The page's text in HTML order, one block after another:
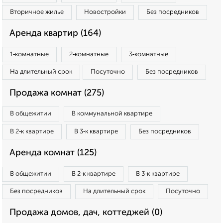
Вторичное жилье Новостройки Без посредников
Аренда квартир (164)
1‑комнатные 2‑комнатные 3‑комнатные
На длительный срок Посуточно Без посредников
Продажа комнат (275)
В общежитии В коммунальной квартире
В 2‑к квартире В 3‑к квартире Без посредников
Аренда комнат (125)
В общежитии В 2‑к квартире В 3‑к квартире
Без посредников На длительный срок Посуточно
Продажа домов, дач, коттеджей (0)